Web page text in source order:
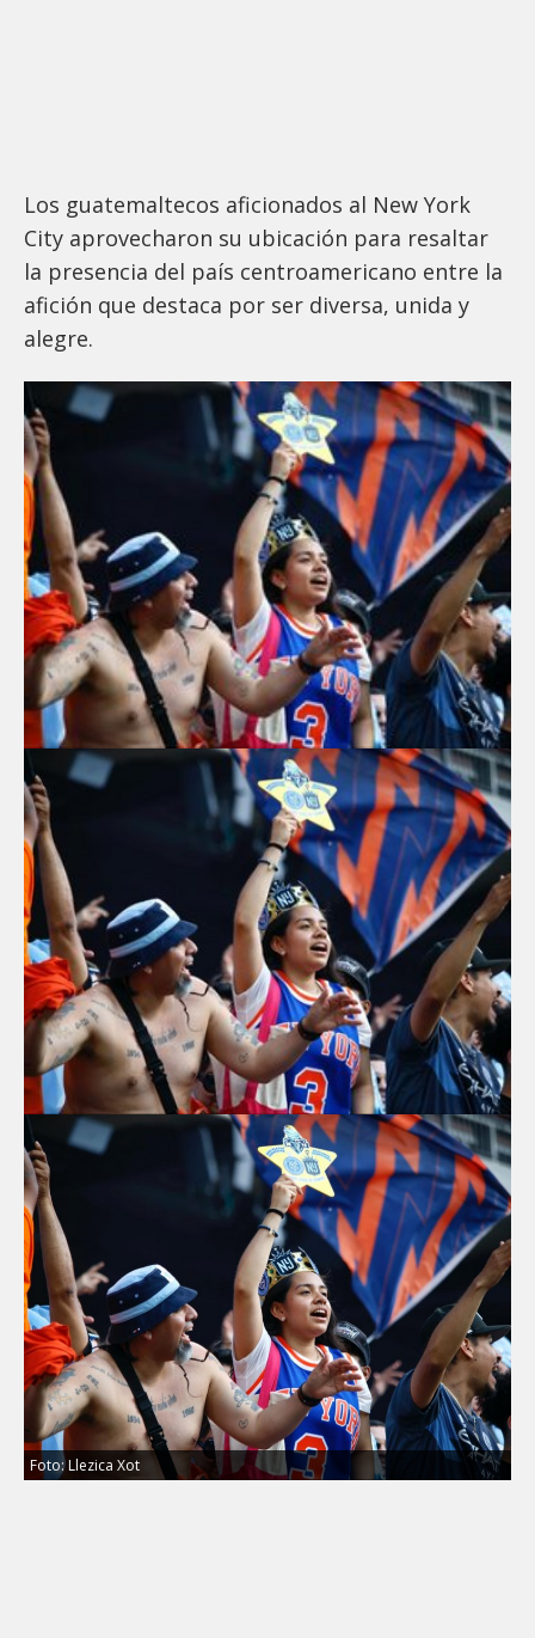
Los guatemaltecos aficionados al New York
City aprovecharon su ubicación para resaltar
la presencia del país centroamericano entre la
afición que destaca por ser diversa, unida y
alegre.
Foto: Llezica Xot